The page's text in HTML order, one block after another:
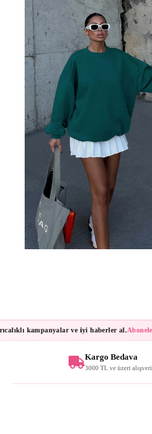
kampanyalar ve iyi haberler al.
Kargo Bedava
3000 TL ve üzeri